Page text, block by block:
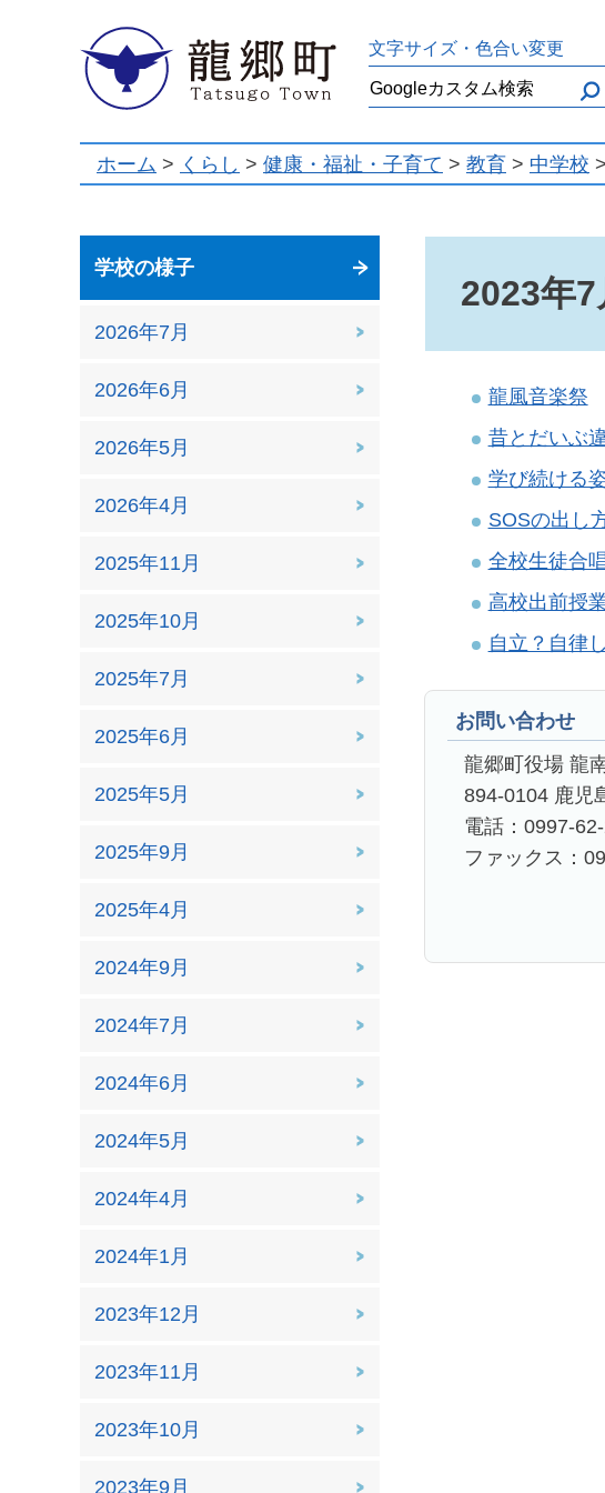
龍郷町 文字サイズ・色合い変更
ホーム > くらし > 健康・福祉・子育て > 教育 > 中学校 >
学校の様子
2026年7月
2026年6月
2026年5月
2026年4月
2025年11月
2025年10月
2025年7月
2025年6月
2025年5月
2025年9月
2025年4月
2024年9月
2024年7月
2024年6月
2024年5月
2024年4月
2024年1月
2023年12月
2023年11月
2023年10月
2023年9月
2023年7
龍風音楽祭
昔とだいぶ
学び続ける
SOSの出し
全校生徒合
高校出前授
自立？自律
お問い合わせ
龍郷町役場 龍
894-0104 鹿児
電話：0997-
ファックス：